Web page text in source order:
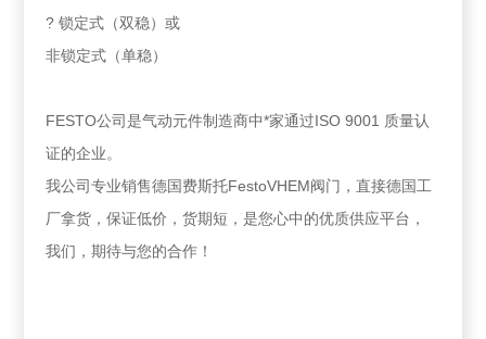
? 锁定式（双稳）或
非锁定式（单稳）
FESTO公司是气动元件制造商中*家通过ISO 9001 质量认
证的企业。
我公司专业销售德国费斯托FestoVHEM阀门，直接德国工
厂拿货，保证低价，货期短，是您心中的优质供应平台，
我们，期待与您的合作！